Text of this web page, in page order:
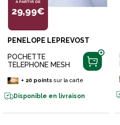
À PARTIR DE
29,99€
PENELOPE LEPREVOST
POCHETTE
TELEPHONE MESH
+ 20pointssur la carte
Disponible en livraison